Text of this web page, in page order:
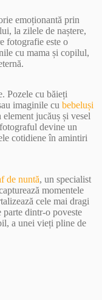
emoționantă prin
la zilele de naștere,
fotografie este o
cu mama și copilul,
Pozele cu băieți
imaginile cubebeluși
jucăuș și vesel
devine un
cotidiene în amintiri
de nuntă, un specialist
momentele
cele mai dragi
dintr-o poveste
a unei vieți pline de